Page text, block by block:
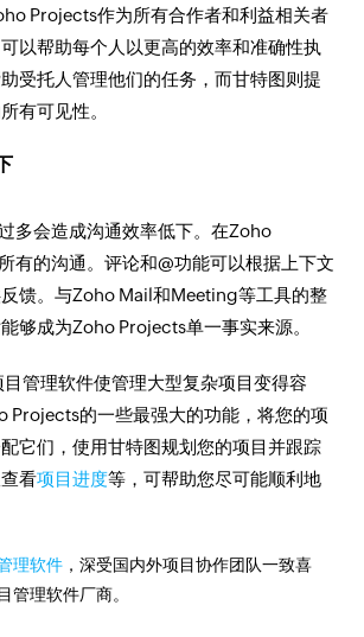
Projects作为所有合作者和利益相关者
以帮助每个人以更高的效率和准确性执
受托人管理他们的任务，而甘特图则提
有可见性。
多会造成沟通效率低下。在Zoho
有的沟通。评论和@功能可以根据上下文
馈。与Zoho Mail和Meeting等工具的整
够成为Zoho Projects单一事实来源。
管理软件使管理大型复杂项目变得容
Projects的一些最强大的功能，将您的项
它们，使用甘特图规划您的项目并跟踪
看项目进度等，可帮助您尽可能顺利地
理软件 ，深受国内外项目协作团队一致喜
管理软件厂商。